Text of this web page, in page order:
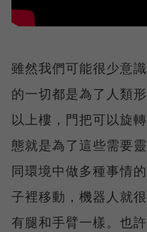
雖然我們可能很少意
的一切都是為了人類
以上樓，門把可以旋
態就是為了這些需要
同環境中做多種事情
子裡移動，機器人就
有腿和手臂一樣。也